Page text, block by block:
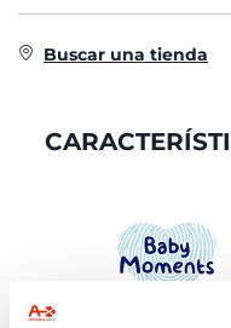
Buscar una tienda